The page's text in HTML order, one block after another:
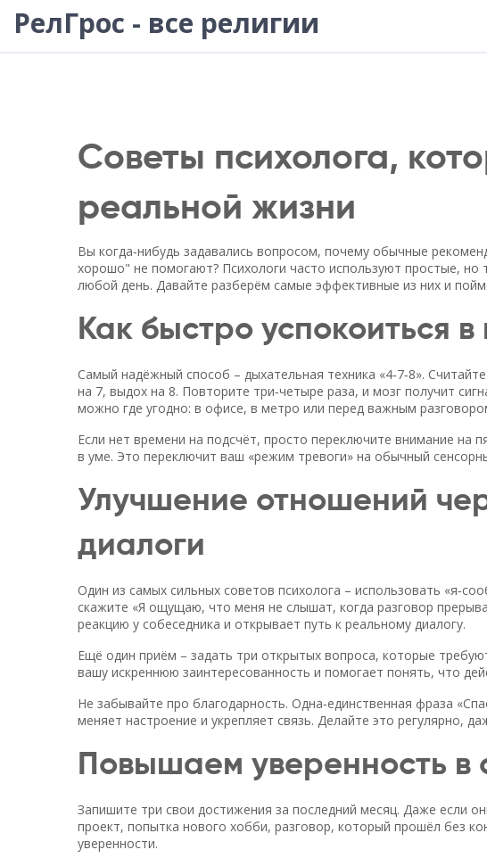
РелГрос - все религии
Советы психолога,
реальной жизни
Вы когда‑нибудь задавались вопросом, почему обычные
хорошо" не помогают? Психологи часто используют простые,
любой день. Давайте разберём самые эффективные из них и
Как быстро успокоиться
Самый надёжный способ – дыхательная техника «4‑7‑8».
на 7, выдох на 8. Повторите три‑четыре раза, и мозг получит
можно где угодно: в офисе, в метро или перед важным
Если нет времени на подсчёт, просто переключите внимание на
в уме. Это переключит ваш «режим тревоги» на обычный
Улучшение отношений
диалоги
Один из самых сильных советов психолога – использовать
скажите «Я ощущаю, что меня не слышат, когда разговор
реакцию у собеседника и открывает путь к реальному диалогу.
Ещё один приём – задать три открытых вопроса, которые
вашу искреннюю заинтересованность и помогает понять, что
Не забывайте про благодарность. Одна‑единственная фраза
меняет настроение и укрепляет связь. Делайте это регулярно,
Повышаем уверенность в
Запишите три свои достижения за последний месяц. Даже если
проект, попытка нового хобби, разговор, который прошёл без
уверенности.